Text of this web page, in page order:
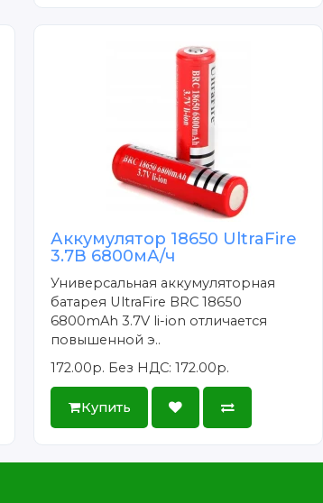
Аккумулятор 18650 UltraFire
3.7В 6800мА/ч
Универсальная аккумуляторная
батарея UltraFire BRC 18650
6800mAh 3.7V li-ion отличается
повышенной э..
172.00р. Без НДС: 172.00р.
Купить